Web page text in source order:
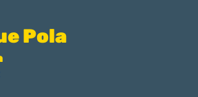
Pola